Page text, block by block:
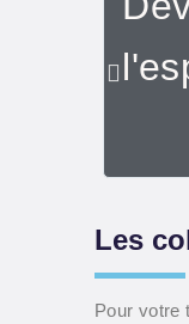
Les
Pour votre